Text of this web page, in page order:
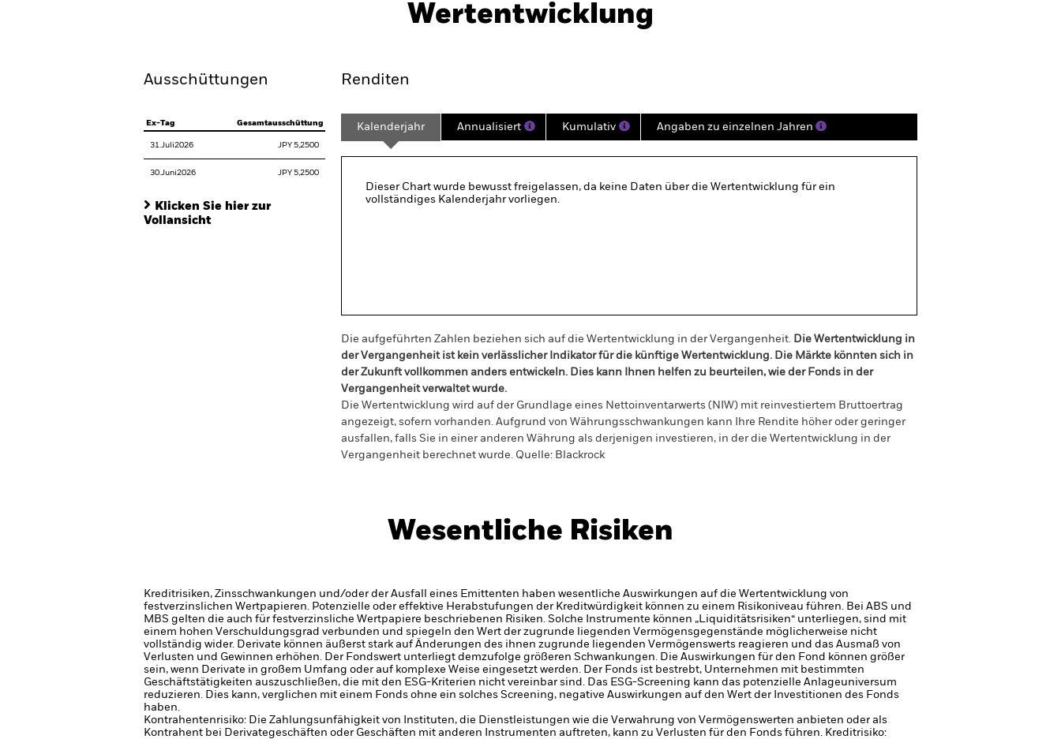
Eckdaten Fondsmanager
Wertentwicklung
Ausschüttungen
Ex-Tag Gesamtausschüttung
31.Juli2026 JPY 5,2500
30.Juni2026 JPY 5,2500
Klicken Sie hier zur
Vollansicht
Renditen
Kalenderjahr Annualisiert Kumulativ Angaben zu einzelnen Jahren
Dieser Chart wurde bewusst freigelassen, da keine Daten über die Wertentwicklung für ein
vollständiges Kalenderjahr vorliegen.
Die aufgeführten Zahlen beziehen sich auf die Wertentwicklung in der Vergangenheit. Die Wertentwicklung in
der Vergangenheit ist kein verlässlicher Indikator für die künftige Wertentwicklung. Die Märkte könnten sich in
der Zukunft vollkommen anders entwickeln. Dies kann Ihnen helfen zu beurteilen, wie der Fonds in der
Vergangenheit verwaltet wurde.
Die Wertentwicklung wird auf der Grundlage eines Nettoinventarwerts (NIW) mit reinvestiertem Bruttoertrag
angezeigt, sofern vorhanden. Aufgrund von Währungsschwankungen kann Ihre Rendite höher oder geringer
ausfallen, falls Sie in einer anderen Währung als derjenigen investieren, in der die Wertentwicklung in der
Vergangenheit berechnet wurde. Quelle: Blackrock
Wesentliche Risiken
Kreditrisiken, Zinsschwankungen und/oder der Ausfall eines Emittenten haben wesentliche Auswirkungen auf die Wertentwicklung von
festverzinslichen Wertpapieren. Potenzielle oder effektive Herabstufungen der Kreditwürdigkeit können zu einem Risikoniveau führen. Bei ABS und
MBS gelten die auch für festverzinsliche Wertpapiere beschriebenen Risiken. Solche Instrumente können „Liquiditätsrisiken“ unterliegen, sind mit
einem hohen Verschuldungsgrad verbunden und spiegeln den Wert der zugrunde liegenden Vermögensgegenstände möglicherweise nicht
vollständig wider. Derivate können äußerst stark auf Änderungen des ihnen zugrunde liegenden Vermögenswerts reagieren und das Ausmaß von
Verlusten und Gewinnen erhöhen. Der Fondswert unterliegt demzufolge größeren Schwankungen. Die Auswirkungen für den Fond können größer
sein, wenn Derivate in großem Umfang oder auf komplexe Weise eingesetzt werden. Der Fonds ist bestrebt, Unternehmen mit bestimmten
Geschäftstätigkeiten auszuschließen, die mit den ESG-Kriterien nicht vereinbar sind. Das ESG-Screening kann das potenzielle Anlageuniversum
reduzieren. Dies kann, verglichen mit einem Fonds ohne ein solches Screening, negative Auswirkungen auf den Wert der Investitionen des Fonds
haben.
Kontrahentenrisiko: Die Zahlungsunfähigkeit von Instituten, die Dienstleistungen wie die Verwahrung von Vermögenswerten anbieten oder als
Kontrahent bei Derivategeschäften oder Geschäften mit anderen Instrumenten auftreten, kann zu Verlusten für den Fonds führen. Kreditrisiko: